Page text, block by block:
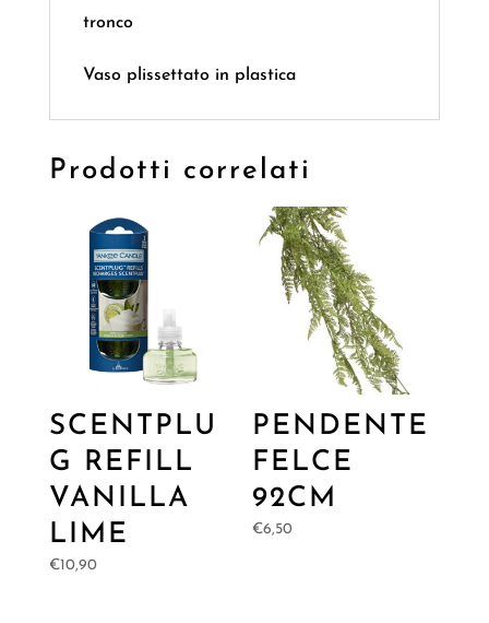
tronco
Vaso plissettato in plastica
Prodotti correlati
SCENTPLU
G REFILL
VANILLA
LIME
€10,90
PENDENTE
FELCE
92CM
€6,50